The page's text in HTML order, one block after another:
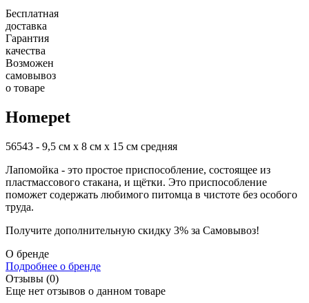
Бесплатная
доставка
Гарантия
качества
Возможен
самовывоз
о товаре
Homepet
56543 - 9,5 см х 8 см х 15 см средняя
Лапомойка - это простое приспособление, состоящее из
пластмассового стакана, и щётки. Это приспособление
поможет содержать любимого питомца в чистоте без особого
труда.
Получите дополнительную скидку 3% за Самовывоз!
О бренде
Подробнее о бренде
Отзывы (0)
Еще нет отзывов о данном товаре